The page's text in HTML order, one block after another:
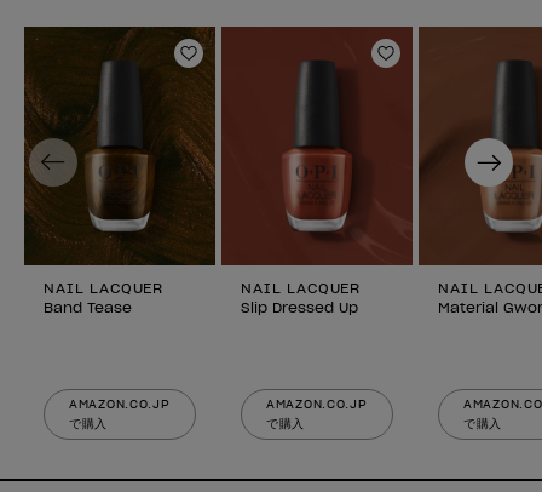
ほしいものリストに追加
NAIL LACQUER
Band Tease
AMAZON.CO.JP
で購入
ほしいものリス
NAIL LACQUER
Slip Dressed Up
AMAZON.CO.JP
で購入
NAIL
Material
で購入
Previous Next